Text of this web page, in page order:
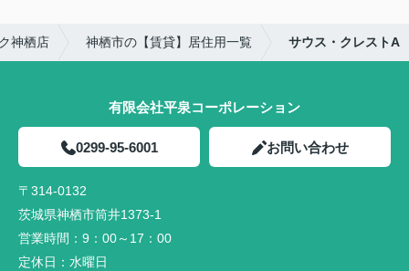
神栖店 神栖市の【賃貸】居住用一覧 サウス・クレストA
有限会社平泉コーポレーション
0299-95-6001 お問い合わせ
〒314-0132
茨城県神栖市筒井1373-1
営業時間： 9：00～17：00
定休日： 水曜日